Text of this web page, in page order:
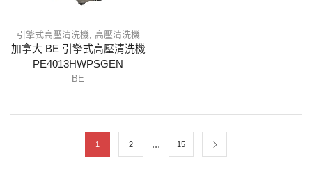
引擎式高壓清洗機, 高壓清洗機
加拿大 BE 引擎式高壓清洗機
PE4013HWPSGEN
BE
1 2 ... 15